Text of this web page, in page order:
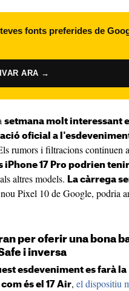
fonts preferides de
ARA →
setmana molt interessant
oficial a
rumors i filtracions continuen
iPhone 17 Pro podrien
altres models.
La càrrega
Pixel 10 de Google, podria
per oferir una bona
i inversa
esdeveniment es farà la
és el 17 Air, el dispositiu